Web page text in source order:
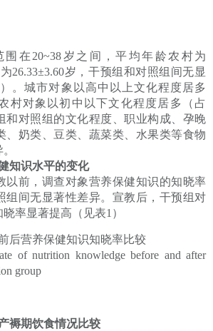
在20~38岁之间，平均年龄农村为
26.33±3.60岁，干预组和对照组间无显
。城市对象以高中以上文化程度居多
农村对象以初中以下文化程度居多（占
和对照组的文化程度、职业构成、孕晚
、奶类、豆类、蔬菜类、水果类等食物
知识水平的变化
以前，调查对象营养保健知识的知晓率
组间无显著性差异。宣教后，干预组对
率显著提高（见表1）
后营养保健知识知晓率比较
of nutrition knowledge before and after
group
褥期饮食情况比较